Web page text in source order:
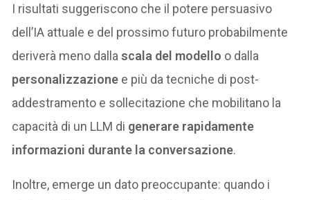
I risultati suggeriscono che il potere persuasivo
dell’IA attuale e del prossimo futuro probabilmente
deriverà meno dallascala del modello o dalla
personalizzazione e più da tecniche di post-
addestramento e sollecitazione che mobilitano la
capacità di un LLM di generare rapidamente
informazioni durante la conversazione.
Inoltre, emerge un dato preoccupante: quando i